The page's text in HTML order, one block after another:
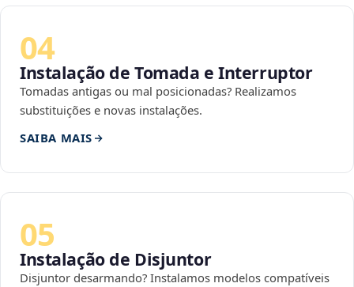
04
Instalação de Tomada e Interruptor
Tomadas antigas ou mal posicionadas? Realizamos
substituições e novas instalações.
SAIBA MAIS
05
Instalação de Disjuntor
Disjuntor desarmando? Instalamos modelos compatíveis